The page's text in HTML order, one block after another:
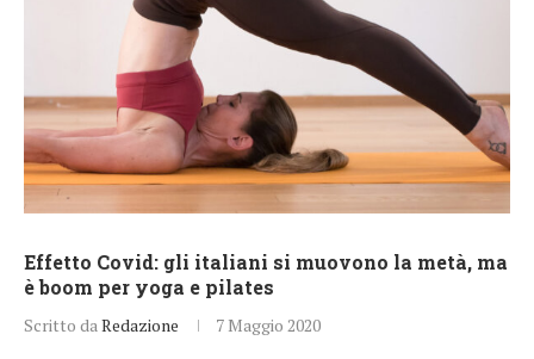
Effetto Covid: gli italiani si muovono la metà, ma
è boom per yoga e pilates
Scritto da Redazione 7 Maggio 2020